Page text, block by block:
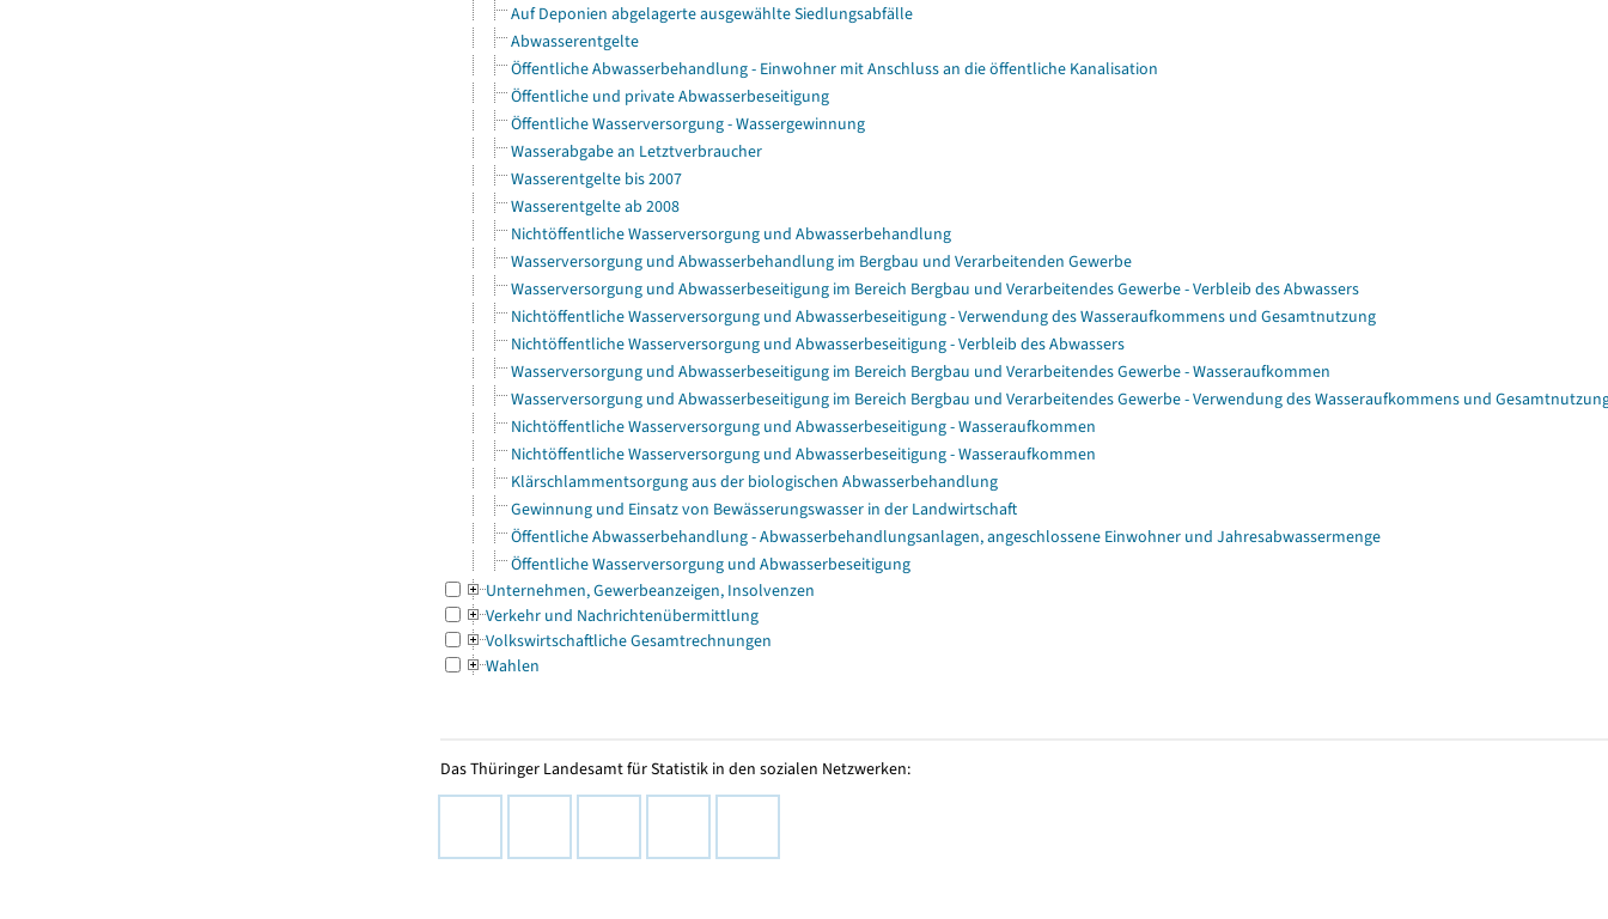
Auf Deponien abgelagerte ausgewählte Siedlungsabfälle
Abwasserentgelte
Öffentliche Abwasserbehandlung - Einwohner mit Anschluss an die öffentliche Kanalisation
Öffentliche und private Abwasserbeseitigung
Öffentliche Wasserversorgung - Wassergewinnung
Wasserabgabe an Letztverbraucher
Wasserentgelte bis 2007
Wasserentgelte ab 2008
Nichtöffentliche Wasserversorgung und Abwasserbehandlung
Wasserversorgung und Abwasserbehandlung im Bergbau und Verarbeitenden Gewerbe
Wasserversorgung und Abwasserbeseitigung im Bereich Bergbau und Verarbeitendes Gewerbe - Verbleib des Abwassers
Nichtöffentliche Wasserversorgung und Abwasserbeseitigung - Verwendung des Wasseraufkommens und Gesamtnutzung
Nichtöffentliche Wasserversorgung und Abwasserbeseitigung - Verbleib des Abwassers
Wasserversorgung und Abwasserbeseitigung im Bereich Bergbau und Verarbeitendes Gewerbe - Wasseraufkommen
Wasserversorgung und Abwasserbeseitigung im Bereich Bergbau und Verarbeitendes Gewerbe - Verwendung des Wasseraufkommens und
Nichtöffentliche Wasserversorgung und Abwasserbeseitigung - Wasseraufkommen
Nichtöffentliche Wasserversorgung und Abwasserbeseitigung - Wasseraufkommen
Klärschlammentsorgung aus der biologischen Abwasserbehandlung
Gewinnung und Einsatz von Bewässerungswasser in der Landwirtschaft
Öffentliche Abwasserbehandlung - Abwasserbehandlungsanlagen, angeschlossene Einwohner und Jahresabwassermenge
Öffentliche Wasserversorgung und Abwasserbeseitigung
Unternehmen, Gewerbeanzeigen, Insolvenzen
Verkehr und Nachrichtenübermittlung
Volkswirtschaftliche Gesamtrechnungen
Wahlen
Das Thüringer Landesamt für Statistik in den sozialen Netzwerken: